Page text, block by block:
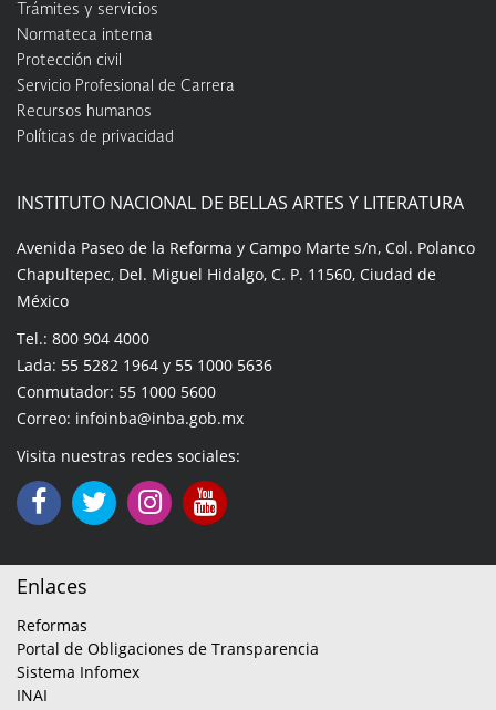
Trámites y servicios
Normateca interna
Protección civil
Servicio Profesional de Carrera
Recursos humanos
Políticas de privacidad
INSTITUTO NACIONAL DE BELLAS ARTES Y LITERATURA
Avenida Paseo de la Reforma y Campo Marte s/n, Col. Polanco
Chapultepec, Del. Miguel Hidalgo, C. P. 11560, Ciudad de
México
Tel.: 800 904 4000
Lada: 55 5282 1964 y 55 1000 5636
Conmutador: 55 1000 5600
Correo: infoinba@inba.gob.mx
Visita nuestras redes sociales:
Enlaces
Reformas
Portal de Obligaciones de Transparencia
Sistema Infomex
INAI